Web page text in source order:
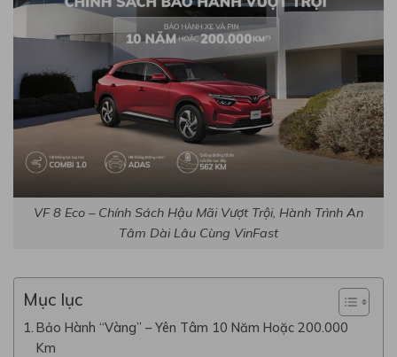
VF 8 Eco – Chính Sách Hậu Mãi Vượt Trội, Hành Trình An
Tâm Dài Lâu Cùng VinFast
Mục lục
Bảo Hành “Vàng” – Yên Tâm 10 Năm Hoặc 200.000
Km